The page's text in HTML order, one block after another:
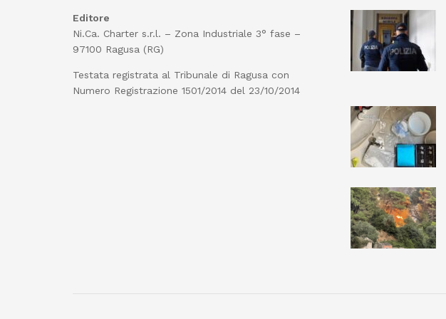
Editore
Ni.Ca. Charter s.r.l. – Zona Industriale 3° fase –
97100 Ragusa (RG)
Testata registrata al Tribunale di Ragusa con
Numero Registrazione 1501/2014 del 23/10/2014